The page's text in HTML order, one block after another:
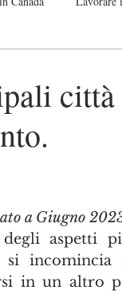
città
a Giugno
aspetti
si incomincia
in un altro